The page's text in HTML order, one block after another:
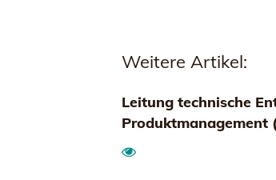
Weitere Artikel:
Leitung technische
Produktmanagement